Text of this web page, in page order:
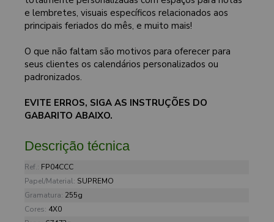
e lembretes, visuais específicos relacionados aos
principais feriados do mês, e muito mais!
O que não faltam são motivos para oferecer para
seus clientes os calendários personalizados ou
padronizados.
EVITE ERROS, SIGA AS INSTRUÇÕES DO
GABARITO ABAIXO.
Descrição técnica
Ref.: FP04CCC
Papel/Material: SUPREMO
Gramatura: 255g
Cores: 4X0